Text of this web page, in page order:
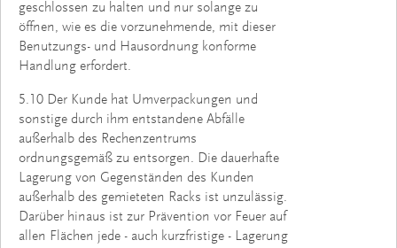
geschlossen zu halten und nur solange zu
öffnen, wie es die vorzunehmende, mit dieser
Benutzungs- und Hausordnung konforme
Handlung erfordert.
5.10 Der Kunde hat Umverpackungen und
sonstige durch ihm entstandene Abfälle
außerhalb des Rechenzentrums
ordnungsgemäß zu entsorgen. Die dauerhafte
Lagerung von Gegenständen des Kunden
außerhalb des gemieteten Racks ist unzulässig.
Darüber hinaus ist zur Prävention vor Feuer auf
allen Flächen jede - auch kurzfristige - Lagerung